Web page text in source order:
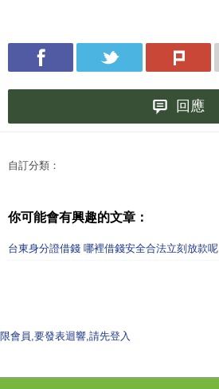
回應
自訂分類：
你可能會有興趣的文章：
台東身分證借錢 哪裡借錢安全合法立刻放款呢
限會員,要發表迴響,請先登入